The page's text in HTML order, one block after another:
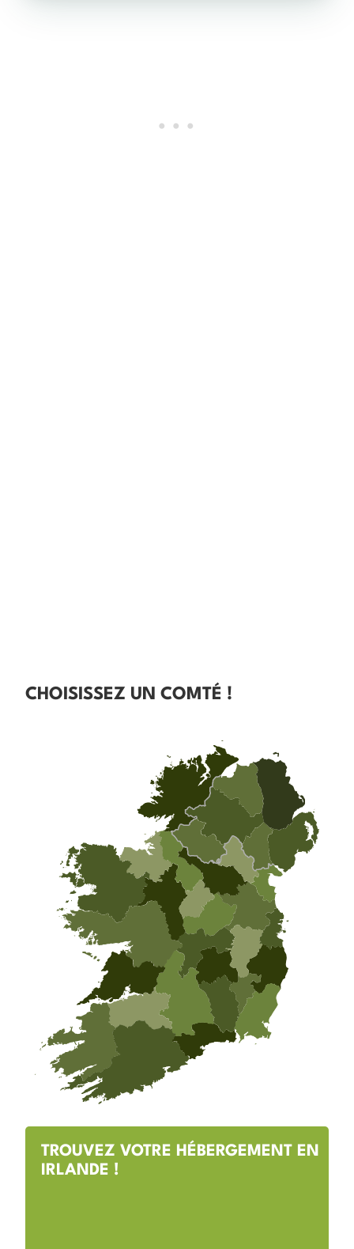
CHOISISSEZ UN COMTÉ !
TROUVEZ VOTRE HÉBERGEMENT EN
IRLANDE !